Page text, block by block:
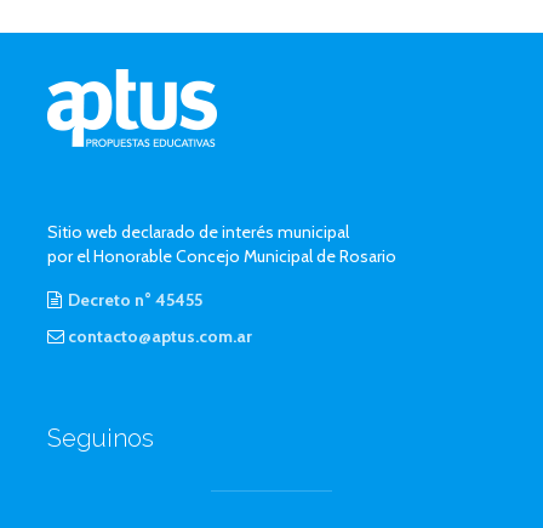
Sitio web declarado de interés municipal
por el Honorable Concejo Municipal de Rosario
Decreto n° 45455
contacto@aptus.com.ar
Seguinos